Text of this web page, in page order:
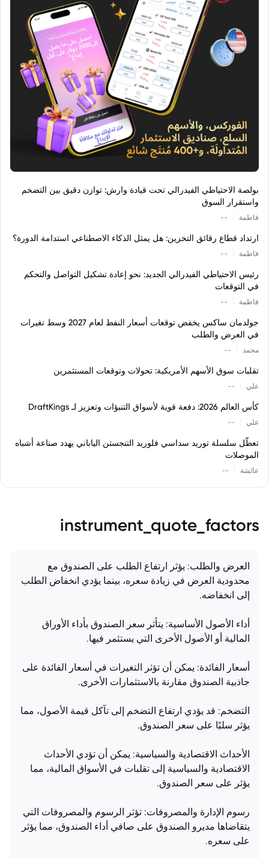
بولصة الاحتياطي الفيدرالي تحت قيادة وارش: توازن دقيق بين التضخم
واستقرار السوق
فاطمة --
ارتداد قطاع رقائق التخزين: هل يمثل الذكاء الاصطناعي استدامة الدورة؟
فاطمة --
رئيس الاحتياطي الفيدرالي الجديد: نحو إعادة تشكيل التواصل والتحكم
في التوقعات
فاطمة --
جولدمان ساكس يخفض توقعات أسعار النفط لعام 2027 وسط تغيرات
في العرض والطلب
محمد --
تقلبات سوق الأسهم الأمريكية: تحولات وتوقعات المستثمرين
علي --
كأس العالم 2026: دفعة قوية لأسواق التنبؤات وتعزيز لـ DraftKings
علي --
تعطّل سلسلة توريد سداسي فلوريد التنجستن الياباني يهدد صناعة أشباه
الموصلات
عائشة --
instrument_quote_factors
العرض والطلب: يؤثر ارتفاع الطلب على الصندوق مع
محدودية العرض في زيادة سعره، بينما يؤدي انخفاض الطلب
إلى انخفاضه.
أداء الأصول الأساسية: يتأثر سعر الصندوق بأداء الأوراق
المالية أو الأصول الأخرى التي يستثمر فيها.
أسعار الفائدة: يمكن أن تؤثر التغيرات في أسعار الفائدة على
جاذبية الصندوق مقارنة بالاستثمارات الأخرى.
التضخم: قد يؤدي ارتفاع التضخم إلى تآكل قيمة الأصول، مما
يؤثر سلبًا على سعر الصندوق.
الأحداث الاقتصادية والسياسية: يمكن أن تؤدي الأحداث
الاقتصادية والسياسية إلى تقلبات في الأسواق المالية، مما
يؤثر على سعر الصندوق.
رسوم الإدارة والمصروفات: تؤثر الرسوم والمصروفات التي
يتقاضاها مديرو الصندوق على صافي أداء الصندوق، مما يؤثر
على سعره.